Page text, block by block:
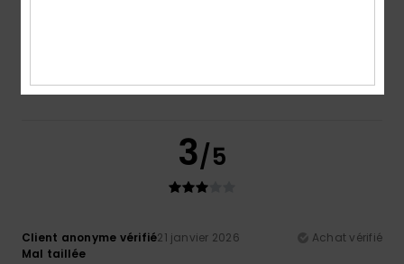
3/5
Client anonyme vérifié21 janvier 2026
Achat vérifié
Mal taillée